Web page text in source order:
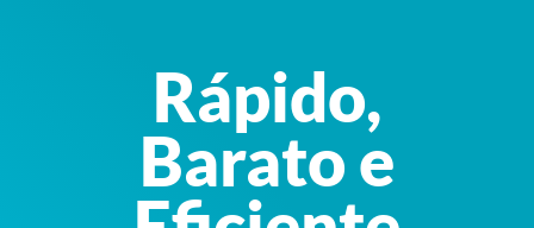
Rápido,
Barato e